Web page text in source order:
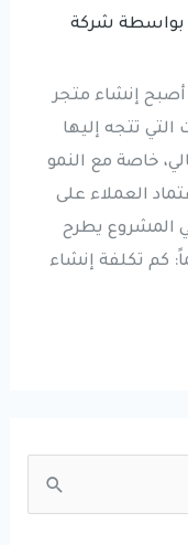
بواسطة شركة
أصبح إنشاء متجر
التي تتجه إليها
خاصة مع النمو
العملاء على
المشروع يطرح
كم تكلفة إنشاء